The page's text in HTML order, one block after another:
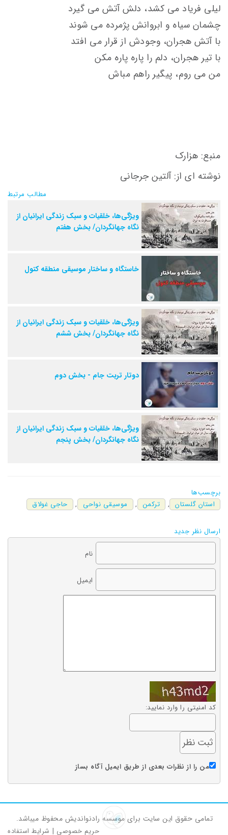
ليلی فرياد می کشد، دلش آتش می گيرد
چشمان سياه و ابروانش پژمرده می شوند
با آتش هجران، وجودش از قرار می افتد
با تير هجران، دلم را پاره پاره مکن
من می روم، پيگير راهم مباش
منبع: هزارک
نوشته ای از: آلتین جرجانی
مطالب مرتبط
ویژگی‌ها، خلقیات و سبک زندگی ایرانیان از
نگاه جهانگردان/ بخش هفتم
خاستگاه و ساختار موسیقی منطقه کتول
ویژگی‌ها، خلقیات و سبک زندگی ایرانیان از
نگاه جهانگردان/ بخش ششم
دوتار تربت جام - بخش دوم
ویژگی‌ها، خلقیات و سبک زندگی ایرانیان از
نگاه جهانگردان/ بخش پنجم
برچسب‌ها
استان گلستان , ترکمن , موسیقی نواحی , حاجی غولاق
ارسال نظر جدید
نام
ایمیل
کد امنیتی را وارد نمایید:
من را از نظرات بعدی از طریق ایمیل آگاه بساز
تمامی حقوق این سایت برای موسسه رادنواندیش محفوظ میباشد.
حریم خصوصی | شرایط استفاده